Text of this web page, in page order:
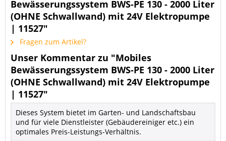
Bewässerungssystem BWS-PE 130 - 2000 Liter
(OHNE Schwallwand) mit 24V Elektropumpe
| 11527"
Fragen zum Artikel?
Unser Kommentar zu "Mobiles
Bewässerungssystem BWS-PE 130 - 2000 Liter
(OHNE Schwallwand) mit 24V Elektropumpe
| 11527"
Dieses System bietet im Garten- und Landschaftsbau
und für viele Dienstleister (Gebäudereiniger etc.) ein
optimales Preis-Leistungs-Verhältnis.